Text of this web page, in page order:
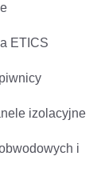
ETICS
izolacyjne
i